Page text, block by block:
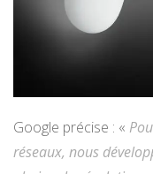
Google précise : «
réseaux, nous